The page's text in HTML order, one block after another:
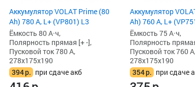
Аккумулятор VOLAT Prime (80
Ah) 780 А, L+ (VP801) L3
Ёмкость 80 А·ч,
Полярность прямая [+ -],
Пусковой ток 780 А,
278x175x190
394р. при сдаче акб
Аккумулятор
Ah) 760 А, L+
Ёмкость 75 А·ч,
Полярность
Пусковой ток 760
278x175x190
354р. при сдаче